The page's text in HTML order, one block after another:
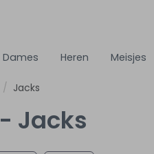
Dames Heren Meisjes
Jacks
Jacks